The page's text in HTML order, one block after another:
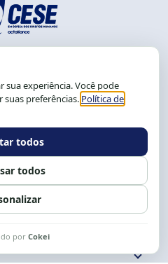
150. Graça
055
BA, Brasil.
(71) 9 9239-2104 ou 2105
às 12h e 13 às 17h.
Fale conosco